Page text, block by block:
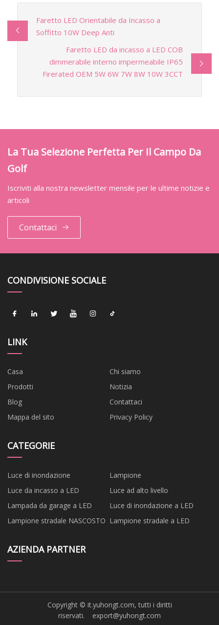
Faretto LED Orientabile da Incasso a
Soffitto 10W Deep Anti
Faretto LED da incasso a LED COB
dimmerabile interno impermeabile IP65
Firerated OEM 5W 6W 7W 8W 10W 3CCT
La Tua Selezione Perfetta Per Il Campo Da
Golf
Iscriviti alla nostra newsletter mensile per le ultime notizie e
articoli
Contattaci
CONDIVISIONE SOCIALE
LINK
Casa
Chi siamo
Prodotti
Notizia
Blog
Contattaci
Mappa del sito
Privacy Policy
CATEGORIE
Luce di inondazione
Lampione
Luce da incasso a LED
Luce ad alto livello
Lampada da garage a LED
Luce di inondazione a LED
Lampione stradale NASCOSTO Lampione stradale a LED
AZIENDA PARTNER
Copyright © it.yuhongt.com, tutti i diritti
riservati. export@yuhongt.com